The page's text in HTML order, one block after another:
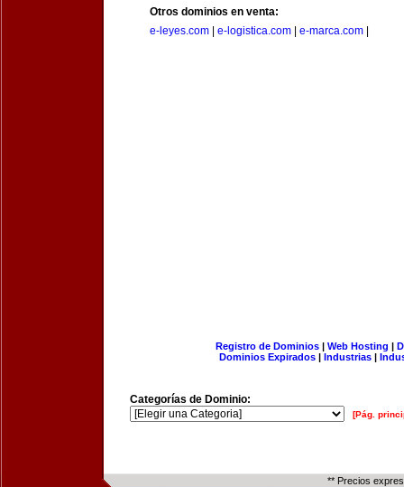
Otros dominios en venta:
e-leyes.com
e-logistica.com e-marca.com
Registro de Dominios| Web Hosting |
Dominios Expirados | Industrias |
Categorías de Dominio:
[Pág.
** Precios